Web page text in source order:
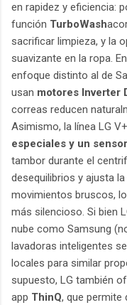
en rapidez y eficiencia:
función TurboWash
sacrificar limpieza, y la
suavizante en la ropa.
enfoque distinto al de
usan motores Inverter
correas reducen
Asimismo, la línea LG
especiales y un
tambor durante el
desequilibrios y ajusta
movimientos bruscos,
más silencioso. Si bien
nube como Samsung
lavadoras inteligentes
locales para similar
supuesto, LG también
app ThinQ, que permite